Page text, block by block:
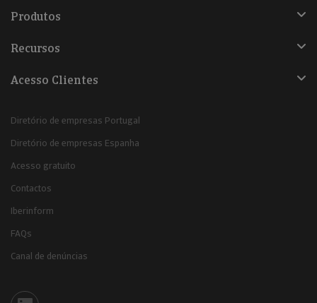
Produtos
Recursos
Acesso Clientes
Diretório de empresas Portugal
Diretório de empresas Espanha
Acesso gratuito
Contactos
Iberinform
FAQs
Canal de denúncias